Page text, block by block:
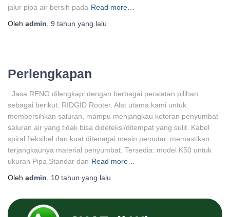
jalur pipa air bersih pada Read more…
Oleh admin 9 tahun yang lalu
Perlengkapan
Jasa RENO dilengkapi dengan berbagai peralatan pilihan
sebagai berikut: RIDGID Rooter. Alat utama kami untuk
membersihkan saluran, mampu menjangkau kotoran penyumbat
saluran air yang tidak bisa dideteksi/ditempat yang sulit. Kabel
spiral fleksibel dan kuat ditenagai mesin pemutar, memastikan
terjangkaunya material penyumbat. Tersedia: model K50 untuk
ukuran Pipa Standar dan Read more…
Oleh admin 10 tahun yang lalu